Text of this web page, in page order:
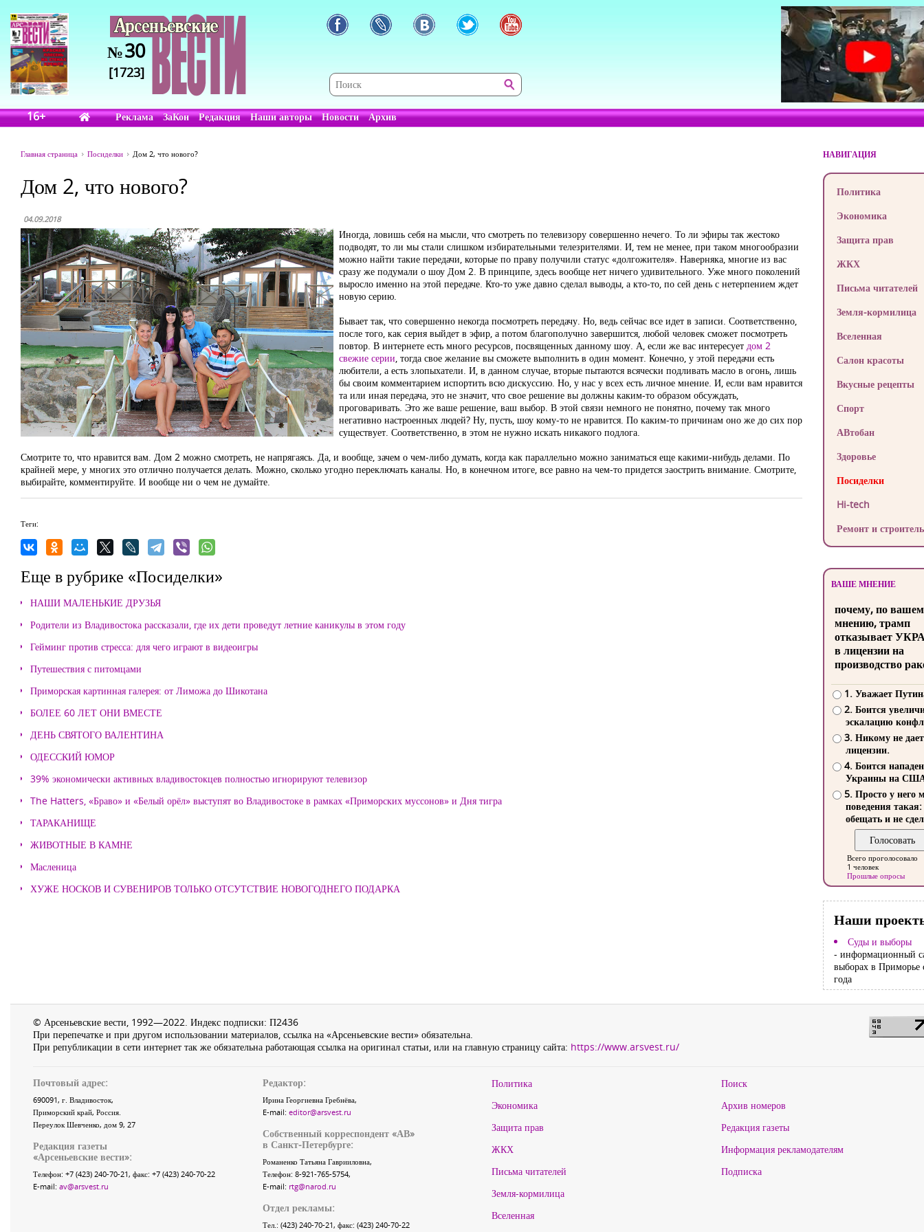
№30
[1723]
16+ Реклама ЗаКон Редакция Наши авторы Новости Архив
Главная страница Посиделки Дом 2, что нового?
Дом 2, что нового?
04.09.2018
Иногда, ловишь себя на мысли, что смотреть по телевизору совершенно нечего. То ли эфиры так жестоко
подводят, то ли мы стали слишком избирательными телезрителями. И, тем не менее, при таком многообразии
можно найти такие передачи, которые по праву получили статус «долгожителя». Наверняка, многие из вас
сразу же подумали о шоу Дом 2. В принципе, здесь вообще нет ничего удивительного. Уже много поколений
выросло именно на этой передаче. Кто-то уже давно сделал выводы, а кто-то, по сей день с нетерпением ждет
новую серию.
Бывает так, что совершенно некогда посмотреть передачу. Но, ведь сейчас все идет в записи. Соответственно,
после того, как серия выйдет в эфир, а потом благополучно завершится, любой человек сможет посмотреть
повтор. В интернете есть много ресурсов, посвященных данному шоу. А, если же вас интересует дом 2
свежие серии, тогда свое желание вы сможете выполнить в один момент. Конечно, у этой передачи есть
любители, а есть злопыхатели. И, в данном случае, вторые пытаются всячески подливать масло в огонь, лишь
бы своим комментарием испортить всю дискуссию. Но, у нас у всех есть личное мнение. И, если вам нравится
та или иная передача, это не значит, что свое решение вы должны каким-то образом обсуждать,
проговаривать. Это же ваше решение, ваш выбор. В этой связи немного не понятно, почему так много
негативно настроенных людей? Ну, пусть, шоу кому-то не нравится. По каким-то причинам оно же до сих пор
существует. Соответственно, в этом не нужно искать никакого подлога.
Смотрите то, что нравится вам. Дом 2 можно смотреть, не напрягаясь. Да, и вообще, зачем о чем-либо думать, когда как параллельно можно заниматься еще какими-нибудь делами. По
крайней мере, у многих это отлично получается делать. Можно, сколько угодно переключать каналы. Но, в конечном итоге, все равно на чем-то придется заострить внимание. Смотрите,
выбирайте, комментируйте. И вообще ни о чем не думайте.
Теги:
Еще в рубрике «Посиделки»
НАШИ МАЛЕНЬКИЕ ДРУЗЬЯ
Родители из Владивостока рассказали, где их дети проведут летние каникулы в этом году
Гейминг против стресса: для чего играют в видеоигры
Путешествия с питомцами
Приморская картинная галерея: от Лиможа до Шикотана
БОЛЕЕ 60 ЛЕТ ОНИ ВМЕСТЕ
ДЕНЬ СВЯТОГО ВАЛЕНТИНА
ОДЕССКИЙ ЮМОР
39% экономически активных владивостокцев полностью игнорируют телевизор
The Hatters, «Браво» и «Белый орёл» выступят во Владивостоке в рамках «Приморских муссонов» и Дня тигра
ТАРАКАНИЩЕ
ЖИВОТНЫЕ В КАМНЕ
Масленица
ХУЖЕ НОСКОВ И СУВЕНИРОВ ТОЛЬКО ОТСУТСТВИЕ НОВОГОДНЕГО ПОДАРКА
НАВИГАЦИЯ
Политика
Экономика
Защита прав
ЖКХ
Письма читателей
Земля-кормилица
Вселенная
Салон красоты
Вкусные рецепты
Спорт
АВтобан
Здоровье
Посиделки
Hi-tech
Ремонт и
ВАШЕ МНЕНИЕ
почему, по
мнению, трамп
отказывает
в лицензии на
производство
1. Уважает
2. Боится
эскалацию
3. Никому не
лицензии.
4. Боится
Украины на
5. Просто у него
поведения такая:
обещать и не
Всего проголосовало
1 человек
Прошлые опросы
Наши
Суды и выборы
- информационный
выборах в Приморье
года
© Арсеньевские вести, 1992—2022. Индекс подписки: П2436
При перепечатке и при другом использовании материалов, ссылка на «Арсеньевские вести» обязательна.
При републикации в сети интернет так же обязательна работающая ссылка на оригинал статьи, или на главную страницу сайта: https://www.arsvest.ru/
Почтовый адрес:
690091, г. Владивосток,
Приморский край, Россия.
Переулок Шевченко, дом 9, 27
Редакция газеты
«Арсеньевские вести»:
Телефон: +7 (423) 240-70-21, факс: +7 (423) 240-70-22
E-mail: av@arsvest.ru
Редактор:
Ирина Георгиевна Гребнёва,
E-mail: editor@arsvest.ru
Собственный корреспондент «АВ»
в Санкт-Петербурге:
Романенко Татьяна Гаврииловна,
Телефон: 8-921-765-5754,
E-mail: rtg@narod.ru
Отдел рекламы:
Тел.: (423) 240-70-21, факс: (423) 240-70-22
Политика
Экономика
Защита прав
ЖКХ
Письма читателей
Земля-кормилица
Вселенная
Поиск
Архив номеров
Редакция газеты
Информация рекламодателям
Подписка